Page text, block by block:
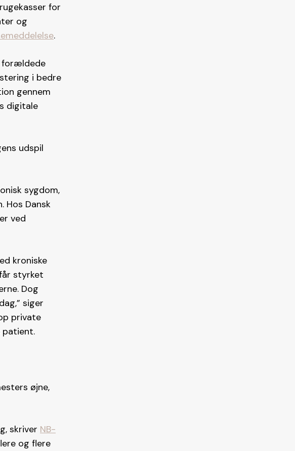
for
og
.
forældede
i bedre
gennem
digitale
udspil
sygdom,
Hos Dansk
ved
kroniske
styrket
Dog
siger
private
øjne,
skriver NB-
og flere